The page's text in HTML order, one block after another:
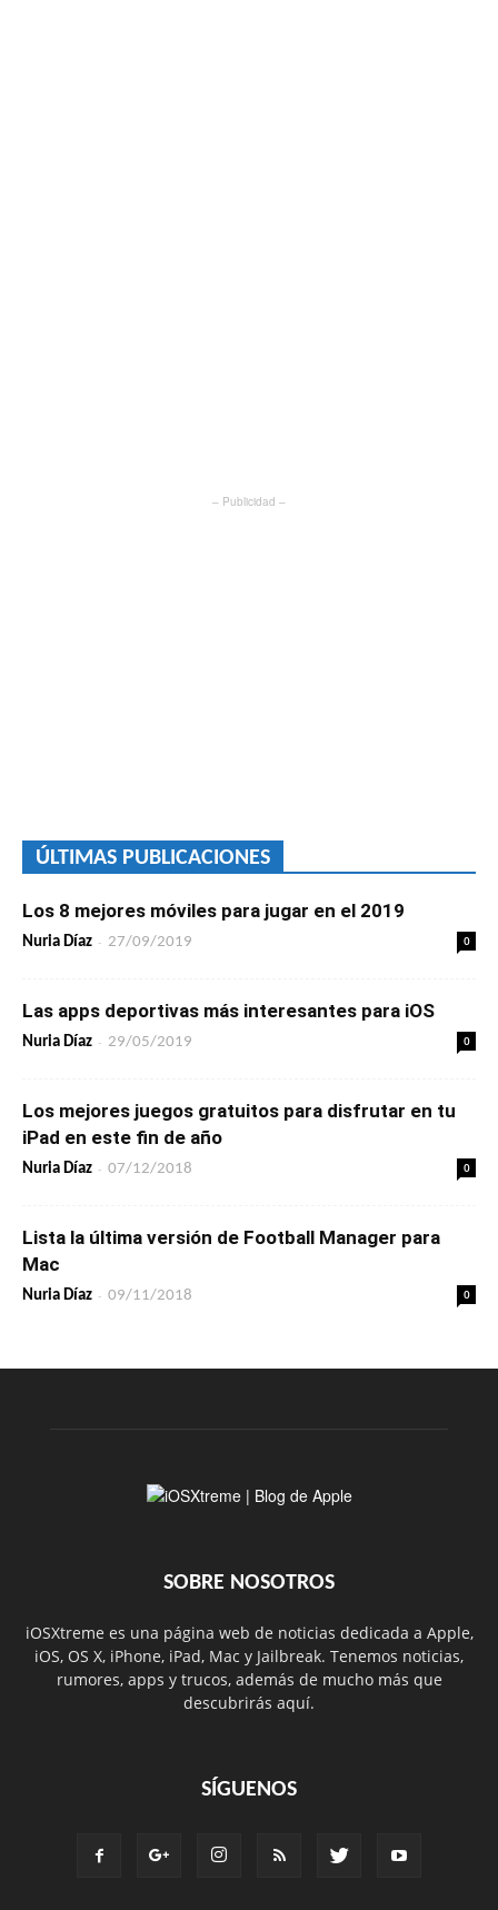
– Publicidad –
ÚLTIMAS PUBLICACIONES
Los 8 mejores móviles para jugar en el 2019
Nuria Díaz - 27/09/2019 0
Las apps deportivas más interesantes para iOS
Nuria Díaz - 29/05/2019 0
Los mejores juegos gratuitos para disfrutar en tu
iPad en este fin de año
Nuria Díaz - 07/12/2018 0
Lista la última versión de Football Manager para
Mac
Nuria Díaz - 09/11/2018 0
SOBRE NOSOTROS
iOSXtreme es una página web de noticias dedicada a Apple,
iOS, OS X, iPhone, iPad, Mac y Jailbreak. Tenemos noticias,
rumores, apps y trucos, además de mucho más que
descubrirás aquí.
SÍGUENOS